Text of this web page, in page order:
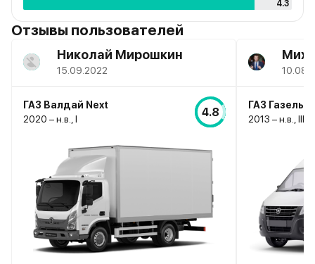
4.3
Отзывы пользователей
Николай Мирошкин
15.09.2022
ГАЗ Валдай Next
2020 – н.в., I
4.8
ГАЗ Газель
2013 – н.в., III